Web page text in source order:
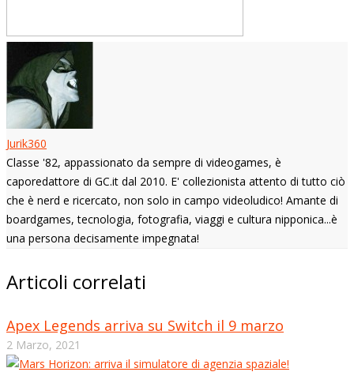
Jurik360
Classe '82, appassionato da sempre di videogames, è
caporedattore di GC.it dal 2010. E' collezionista attento di tutto ciò
che è nerd e ricercato, non solo in campo videoludico! Amante di
boardgames, tecnologia, fotografia, viaggi e cultura nipponica...è
una persona decisamente impegnata!
Articoli correlati
Apex Legends arriva su Switch il 9 marzo
2 Marzo, 2021